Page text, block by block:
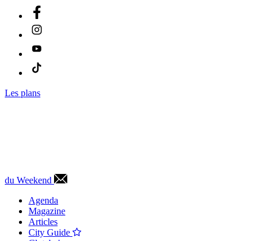
Les plans
du Weekend
Agenda
Magazine
Articles
City Guide